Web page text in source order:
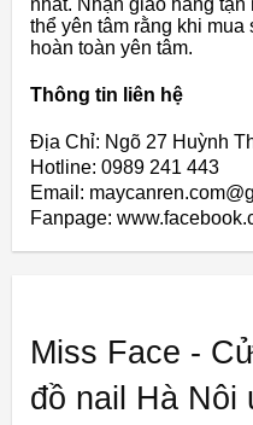
nhất. Nhận giao hàng
thể yên tâm rằng khi
hoàn toàn yên tâm.
Thông tin liên hệ
Địa Chỉ: Ngõ 27 Huỳnh
Hotline: 0989 241 443
Email:
Fanpage:
Miss Face -
đồ nail Hà